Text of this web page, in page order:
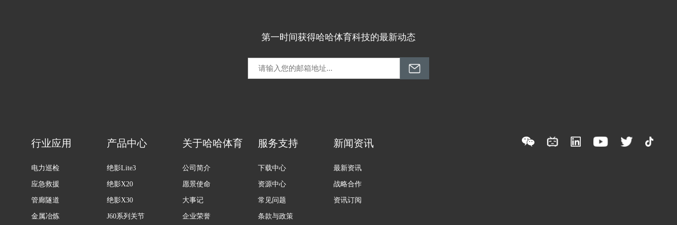
第一时间获得哈哈体育科技的最新动态
行业应用
电力巡检
应急救援
管廊隧道
金属冶炼
产品中心
绝影Lite3
绝影X20
绝影X30
J60系列关节
关于哈哈体育
公司简介
愿景使命
大事记
企业荣誉
服务支持
下载中心
资源中心
常见问题
条款与政策
新闻资讯
最新资讯
战略合作
资讯订阅